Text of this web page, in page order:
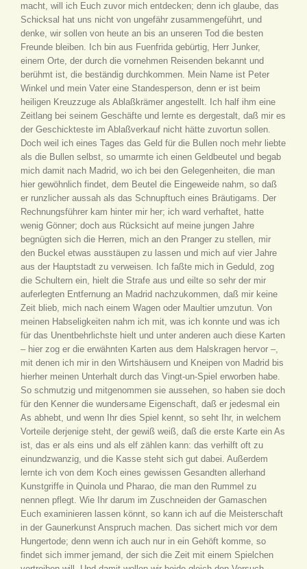
macht, will ich Euch zuvor mich entdecken; denn ich glaube, das
Schicksal hat uns nicht von ungefähr zusammengeführt, und
denke, wir sollen von heute an bis an unseren Tod die besten
Freunde bleiben. Ich bin aus Fuenfrida gebürtig, Herr Junker,
einem Orte, der durch die vornehmen Reisenden bekannt und
berühmt ist, die beständig durchkommen. Mein Name ist Peter
Winkel und mein Vater eine Standesperson, denn er ist beim
heiligen Kreuzzuge als Ablaßkrämer angestellt. Ich half ihm eine
Zeitlang bei seinem Geschäfte und lernte es dergestalt, daß mir es
der Geschickteste im Ablaßverkauf nicht hätte zuvortun sollen.
Doch weil ich eines Tages das Geld für die Bullen noch mehr liebte
als die Bullen selbst, so umarmte ich einen Geldbeutel und begab
mich damit nach Madrid, wo ich bei den Gelegenheiten, die man
hier gewöhnlich findet, dem Beutel die Eingeweide nahm, so daß
er runzlicher aussah als das Schnupftuch eines Bräutigams. Der
Rechnungsführer kam hinter mir her; ich ward verhaftet, hatte
wenig Gönner; doch aus Rücksicht auf meine jungen Jahre
begnügten sich die Herren, mich an den Pranger zu stellen, mir
den Buckel etwas ausstäupen zu lassen und mich auf vier Jahre
aus der Hauptstadt zu verweisen. Ich faßte mich in Geduld, zog
die Schultern ein, hielt die Strafe aus und eilte so sehr der mir
auferlegten Entfernung an Madrid nachzukommen, daß mir keine
Zeit blieb, mich nach einem Wagen oder Maultier umzutun. Von
meinen Habseligkeiten nahm ich mit, was ich konnte und was ich
für das Unentbehrlichste hielt und unter anderen auch diese Karten
– hier zog er die erwähnten Karten aus dem Halskragen hervor –,
mit denen ich mir in den Wirtshäusern und Kneipen von Madrid bis
hierher meinen Unterhalt durch das Vingt-un-Spiel erworben habe.
So schmutzig und mitgenommen sie aussehen, so haben sie doch
für den Kenner die wundersame Eigenschaft, daß er jedesmal ein
As abhebt, und wenn Ihr dies Spiel kennt, so seht Ihr, in welchem
Vorteile derjenige steht, der gewiß weiß, daß die erste Karte ein As
ist, das er als eins und als elf zählen kann: das verhilft oft zu
einundzwanzig, und die Kasse steht sich gut dabei. Außerdem
lernte ich von dem Koch eines gewissen Gesandten allerhand
Kunstgriffe in Quinola und Pharao, die man den Rummel zu
nennen pflegt. Wie Ihr darum im Zuschneiden der Gamaschen
Euch examinieren lassen könnt, so kann ich auf die Meisterschaft
in der Gaunerkunst Anspruch machen. Das sichert mich vor dem
Hungertode; denn wenn ich auch nur in ein Gehöft komme, so
findet sich immer jemand, der sich die Zeit mit einem Spielchen